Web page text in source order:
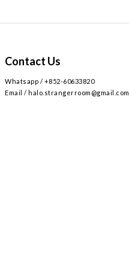
Contact Us
Whatsapp / +852-60633820
Email / halo.strangerroom@gmail.com